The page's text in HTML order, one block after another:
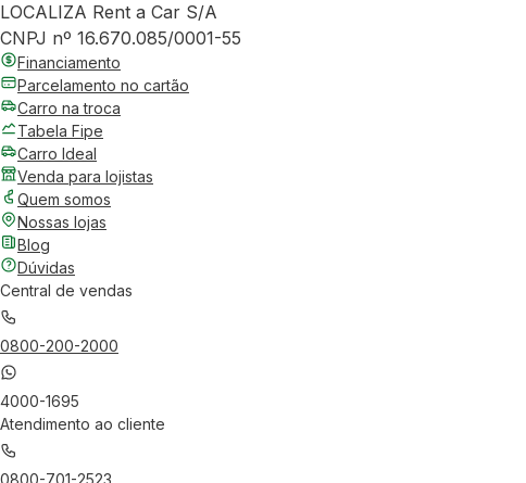
LOCALIZA Rent a Car S/A
CNPJ nº 16.670.085/0001-55
Financiamento
Parcelamento no cartão
Carro na troca
Tabela Fipe
Carro Ideal
Venda para lojistas
Quem somos
Nossas lojas
Blog
Dúvidas
Central de vendas
0800-200-2000
4000-1695
Atendimento ao cliente
0800-701-2523